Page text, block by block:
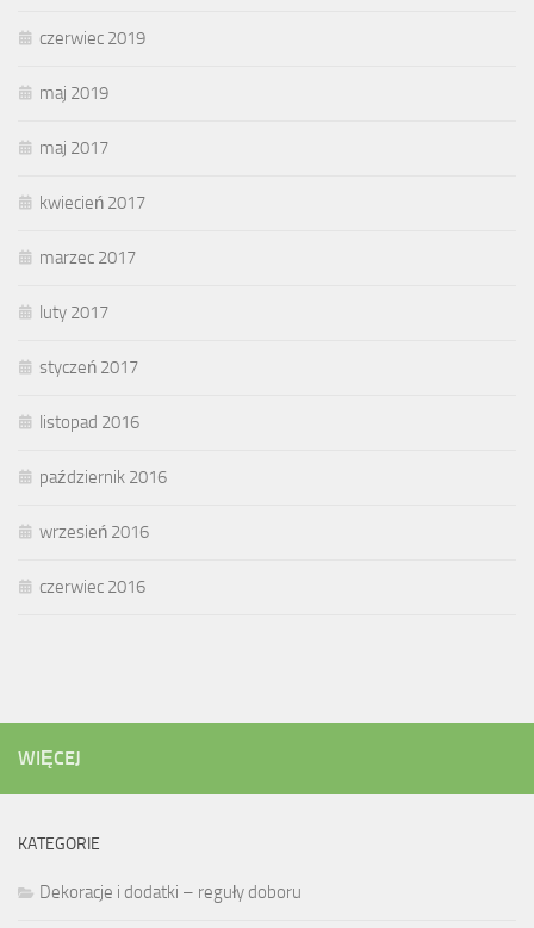
czerwiec 2019
maj 2019
maj 2017
kwiecień 2017
marzec 2017
luty 2017
styczeń 2017
listopad 2016
październik 2016
wrzesień 2016
czerwiec 2016
WIĘCEJ
KATEGORIE
Dekoracje i dodatki – reguły doboru